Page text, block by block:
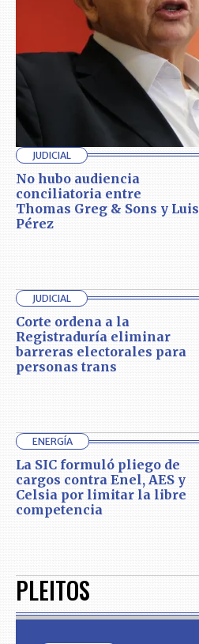
JUDICIAL
No hubo audiencia
conciliatoria entre
Thomas Greg & Sons y Luis
Pérez
JUDICIAL
Corte ordena a la
Registraduría eliminar
barreras electorales para
personas trans
ENERGÍA
La SIC formuló pliego de
cargos contra Enel, AES y
Celsia por limitar la libre
competencia
PLEITOS